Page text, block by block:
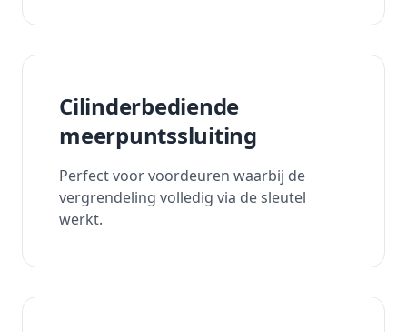
Cilinderbediende
meerpuntssluiting
Perfect voor voordeuren waarbij de
vergrendeling volledig via de sleutel
werkt.